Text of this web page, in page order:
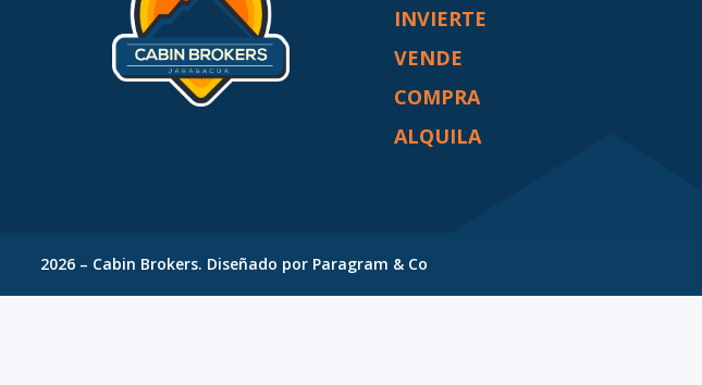
INVIERTE
VENDE
COMPRA
ALQUILA
2026 – Cabin Brokers. Diseñado por Paragram & Co